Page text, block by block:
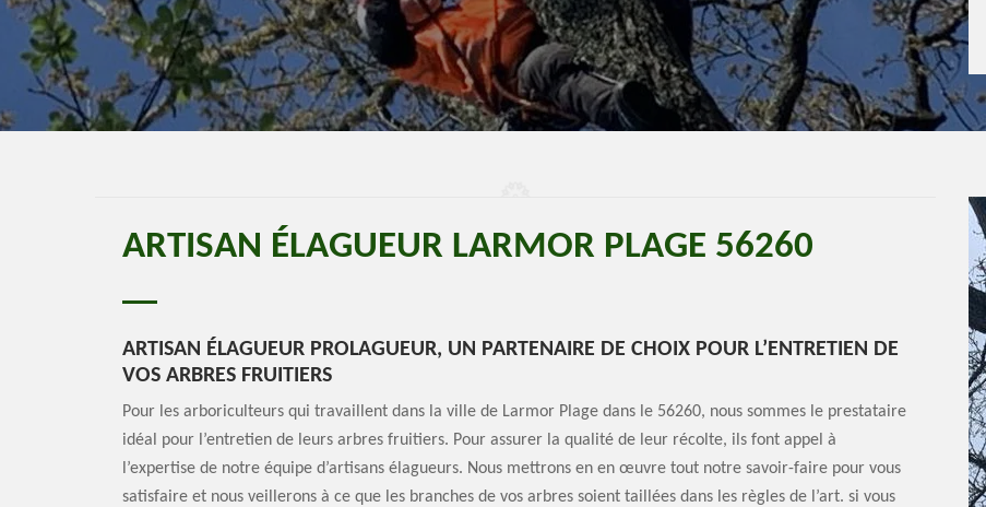
ARTISAN ÉLAGUEUR LARMOR PLAGE 56260
ARTISAN ÉLAGUEUR PROLAGUEUR, UN PARTENAIRE DE CHOIX POUR L’ENTRETIEN DE
VOS ARBRES FRUITIERS
Pour les arboriculteurs qui travaillent dans la ville de Larmor Plage dans le 56260, nous sommes le prestataire
idéal pour l’entretien de leurs arbres fruitiers. Pour assurer la qualité de leur récolte, ils font appel à
l’expertise de notre équipe d’artisans élagueurs. Nous mettrons en en œuvre tout notre savoir-faire pour vous
satisfaire et nous veillerons à ce que les branches de vos arbres soient taillées dans les règles de l’art. si vous